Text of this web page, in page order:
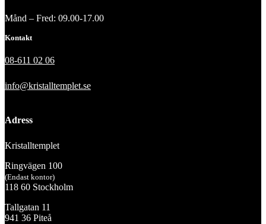
Månd – Fred: 09.00-17.00
Kontakt
08-611 02 06
info@kristalltemplet.se
Adress
Kristalltemplet
Ringvägen 100
(Endast kontor)
118 60 Stockholm
Tallgatan 11
941 36 Piteå